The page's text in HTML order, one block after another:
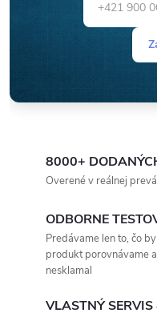
8000+
Overené v reálnej
ODBORNE
Predávame len to, čo
produkt porovnávame
nesklamal
VLASTNÝ